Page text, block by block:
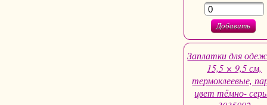
Добавить
Заплатки для
15,5 × 9,5 см,
термоклеевые,
цвет тёмно-